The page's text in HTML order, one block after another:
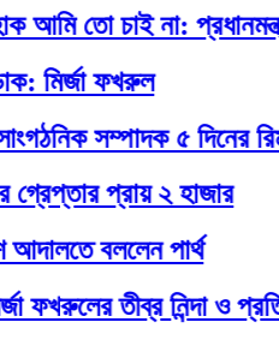
চাই না: প্রধানমন্ত্রী
ফখরুল
সম্পাদক ৫ দিনের রিমান্ডে
প্রায় ২ হাজার
বললেন পার্থ
তীব্র নিন্দা ও প্রতিবাদ